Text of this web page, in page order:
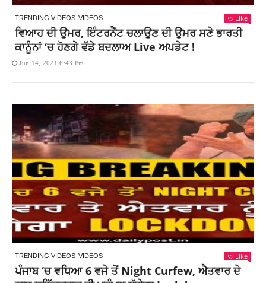
TRENDING VIDEOS VIDEOS Like
ਵਿਆਹ ਦੀ ਉਮਰ, ਇੰਟਰਨੈੱਟ ਚਲਾਉਣ ਦੀ ਉਮਰ ਸਣੇ ਭਾਰਤੀ
ਕਾਨੂੰਨਾਂ ‘ਚ ਹੋਣਗੇ ਵੱਡੇ ਬਦਲਾਅ Live ਅਪਡੇਟ !
Jun 14, 2021 6:43 Pm
TRENDING VIDEOS VIDEOS Like
ਪੰਜਾਬ ‘ਚ ਵਧਿਆ 6 ਵਜੇ ਤੋਂ Night Curfew, ਐਤਵਾਰ ਦੇ